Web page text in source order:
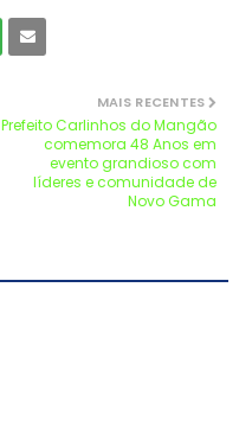
MAIS RECENTES
Prefeito Carlinhos do Mangão
comemora 48 Anos em
evento grandioso com
líderes e comunidade de
Novo Gama